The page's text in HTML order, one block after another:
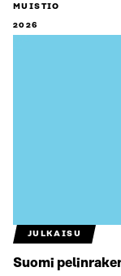
MUISTIO
2026
JULKAISU
Suomi